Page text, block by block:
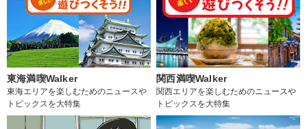
東海満喫Walker
東海エリアを楽しむためのニュースや
トピックスを大特集
関西満喫Walker
関西エリアを楽しむためのニュースや
トピックスを大特集